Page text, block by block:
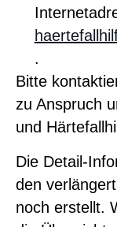
.
Bitte
zu Anspruch
und
Die Detail-
den
noch erstellt.